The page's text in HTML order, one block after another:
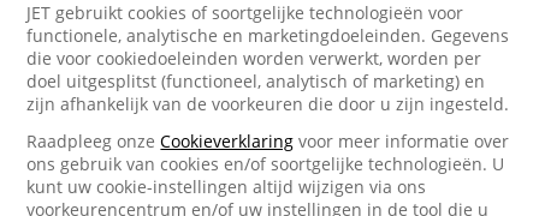
JET gebruikt cookies of soortgelijke technologieën voor
functionele, analytische en marketingdoeleinden. Gegevens
die voor cookiedoeleinden worden verwerkt, worden per
doel uitgesplitst (functioneel, analytisch of marketing) en
zijn afhankelijk van de voorkeuren die door u zijn ingesteld.
Raadpleeg onzeCookieverklaring voor meer informatie over
ons gebruik van cookies en/of soortgelijke technologieën. U
kunt uw cookie-instellingen altijd wijzigen via ons
voorkeurencentrum en/of uw instellingen in de tool die u